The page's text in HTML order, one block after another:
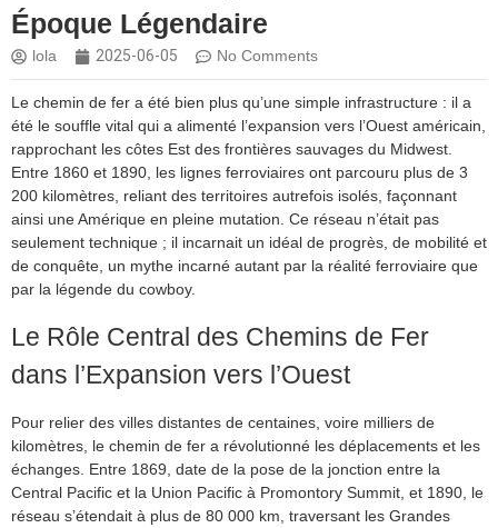
Époque Légendaire
lola 2025-06-05 No Comments
Le chemin de fer a été bien plus qu’une simple infrastructure : il a
été le souffle vital qui a alimenté l’expansion vers l’Ouest américain,
rapprochant les côtes Est des frontières sauvages du Midwest.
Entre 1860 et 1890, les lignes ferroviaires ont parcouru plus de 3
200 kilomètres, reliant des territoires autrefois isolés, façonnant
ainsi une Amérique en pleine mutation. Ce réseau n’était pas
seulement technique ; il incarnait un idéal de progrès, de mobilité et
de conquête, un mythe incarné autant par la réalité ferroviaire que
par la légende du cowboy.
Le Rôle Central des Chemins de Fer
dans l’Expansion vers l’Ouest
Pour relier des villes distantes de centaines, voire milliers de
kilomètres, le chemin de fer a révolutionné les déplacements et les
échanges. Entre 1869, date de la pose de la jonction entre la
Central Pacific et la Union Pacific à Promontory Summit, et 1890, le
réseau s’étendait à plus de 80 000 km, traversant les Grandes